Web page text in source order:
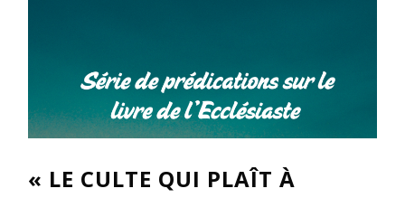
« LE CULTE QUI PLAÎT À